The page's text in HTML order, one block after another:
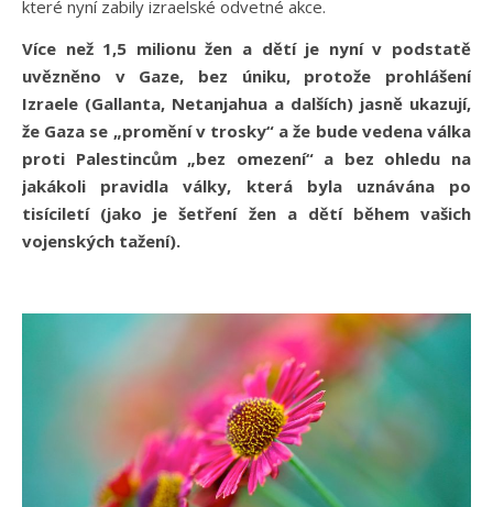
které nyní zabily izraelské odvetné akce.
Více než 1,5 milionu žen a dětí je nyní v podstatě
uvězněno v Gaze, bez úniku, protože prohlášení
Izraele (Gallanta, Netanjahua a dalších) jasně ukazují,
že Gaza se „promění v trosky“ a že bude vedena válka
proti Palestincům „bez omezení“ a bez ohledu na
jakákoli pravidla války, která byla uznávána po
tisíciletí (jako je šetření žen a dětí během vašich
vojenských tažení).